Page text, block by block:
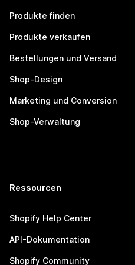
Produkte finden
Produkte verkaufen
Bestellungen und Versand
Shop-Design
Marketing und Conversion
Shop-Verwaltung
Ressourcen
Shopify Help Center
API-Dokumentation
Shopify Community